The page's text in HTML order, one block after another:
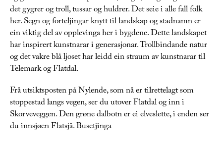
det gygrer og troll, tussar og huldrer. Det seie i alle fall folk
her. Segn og forteljingar knytt til landskap og stadnamn er
ein viktig del av opplevinga her i bygdene. Dette landskapet
har inspirert kunstnarar i generasjonar. Trollbindande natur
og det vakre blå ljoset har leidd ein straum av kunstnarar til
Telemark og Flatdal.
Frå utsiktsposten på Nylende, som nå er tilrettelagt som
stoppestad langs vegen, ser du utover Flatdal og inn i
Skorveveggen. Den grøne dalbotn er ei elveslette, i enden ser
du innsjøen Flatsjå. Busetjinga